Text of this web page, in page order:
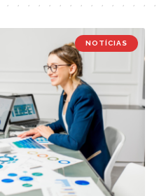
NOTÍCIAS